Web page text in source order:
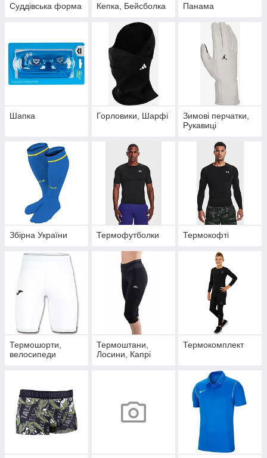
Суддівська форма Кепка, Бейсболка Панама
Шапка Горловики, Шарфі
Зимові перчатки,
Рукавиці
Збірна України Термофутболки Термокофті
Термошорти,
велосипеди
Термоштани,
Лосини, Капрі
Термокомплект